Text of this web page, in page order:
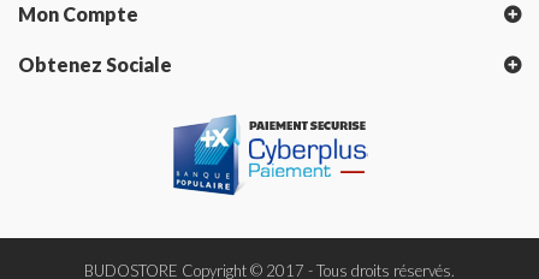
Mon Compte
Obtenez Sociale
BUDOSTORE Copyright © 2017 - Tous droits réservés.